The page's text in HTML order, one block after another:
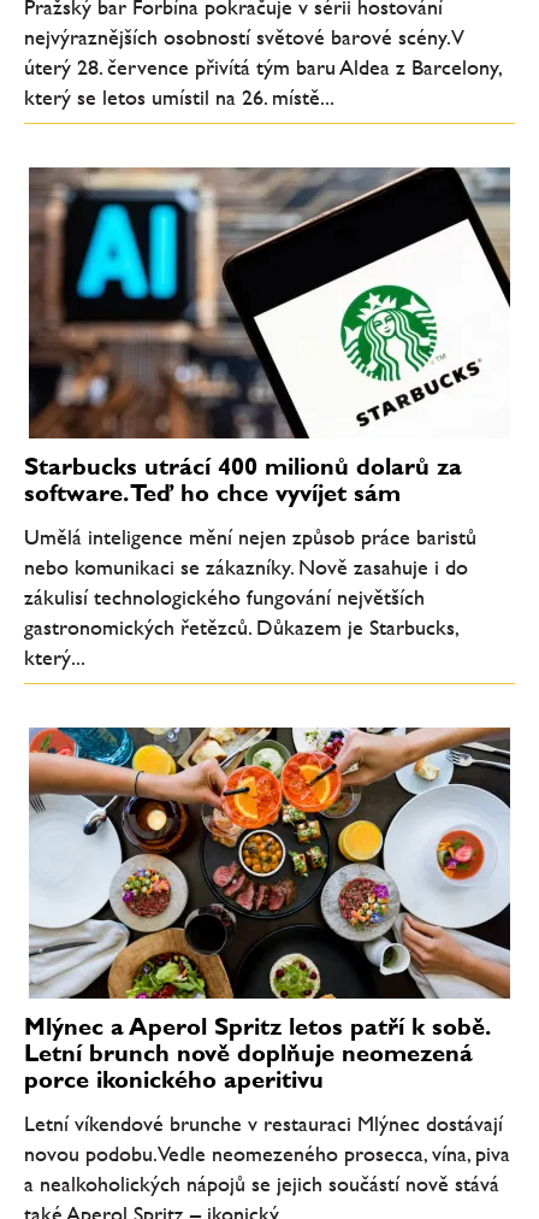
Pražský bar Forbína pokračuje v sérii hostování
nejvýraznějších osobností světové barové scény. V
úterý 28. července přivítá tým baru Aldea z Barcelony,
který se letos umístil na 26. místě...
Starbucks utrácí 400 milionů dolarů za
software. Teď ho chce vyvíjet sám
Umělá inteligence mění nejen způsob práce baristů
nebo komunikaci se zákazníky. Nově zasahuje i do
zákulisí technologického fungování největších
gastronomických řetězců. Důkazem je Starbucks,
který...
Mlýnec a Aperol Spritz letos patří k sobě.
Letní brunch nově doplňuje neomezená
porce ikonického aperitivu
Letní víkendové brunche v restauraci Mlýnec dostávají
novou podobu. Vedle neomezeného prosecca, vína, piva
a nealkoholických nápojů se jejich součástí nově stává
také Aperol Spritz – ikonický...